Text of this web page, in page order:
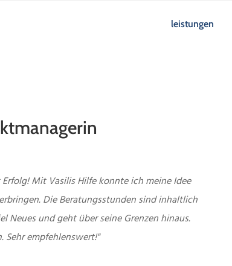
leistungen
Mit Vasilis Hilfe konnte ich meine Idee
Die Beratungsstunden sind inhaltlich
Neues und geht über seine Grenzen hinaus.
Sehr empfehlenswert!"